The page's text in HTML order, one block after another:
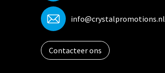
info@crystalpromotions.nl
Contacteer ons